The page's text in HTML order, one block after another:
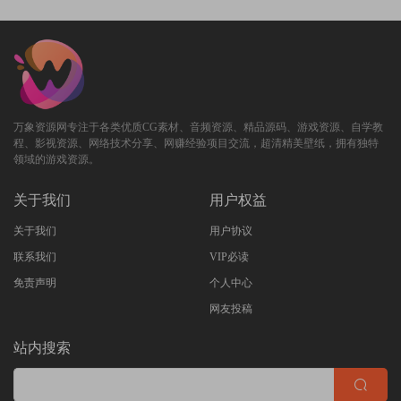
万象资源网专注于各类优质CG素材、音频资源、精品源码、游戏资源、自学教
程、影视资源、网络技术分享、网赚经验项目交流，超清精美壁纸，拥有独特
领域的游戏资源。
关于我们
关于我们
联系我们
免责声明
用户权益
用户协议
VIP必读
个人中心
网友投稿
站内搜索